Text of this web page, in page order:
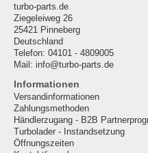
turbo-parts.de
Ziegeleiweg 26
25421 Pinneberg
Deutschland
Telefon: 04101 - 4809005
Mail: info@turbo-parts.de
Informationen
Versandinformationen
Zahlungsmethoden
Händlerzugang - B2B
Turbolader - Instandsetzung
Öffnungszeiten